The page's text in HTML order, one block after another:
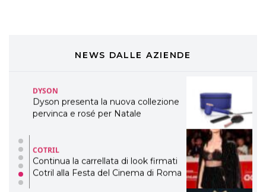
NEWS DALLE AZIENDE
pervinca e rosé per Natale
Cotril alla Festa del Cinema di Roma